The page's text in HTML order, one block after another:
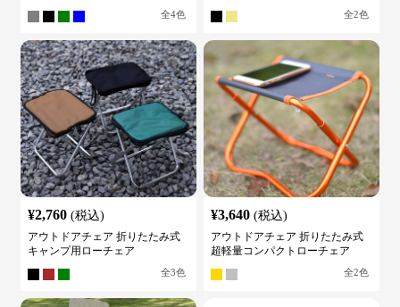
全4色 全2色
¥2,760 (税込)
アウトドアチェア 折りたたみ式
キャンプ用ローチェア
全3色
¥3,640 (税込)
アウトドアチェア 折りたたみ式
超軽量コンパクトローチェア
全2色